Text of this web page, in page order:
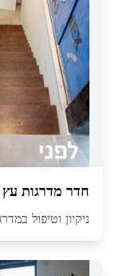
חדר מדרגות עץ
ניקיון וטיפול